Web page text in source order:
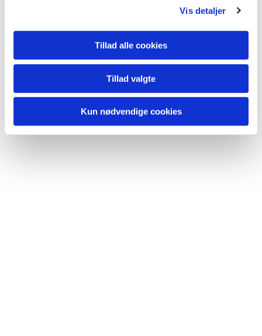
Vis detaljer
Tillad alle cookies
Tillad valgte
Kun nødvendige cookies
Du vil måske også kunne
lide...